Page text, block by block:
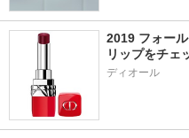
2019 フォー
リップをチェ
ディオール